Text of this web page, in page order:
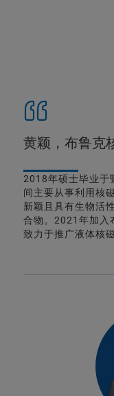
黄颖，布鲁克
2018年硕士毕业于
间主要从事利用核
新颖且具有生物活
合物。2021年加入
致力于推广液体核